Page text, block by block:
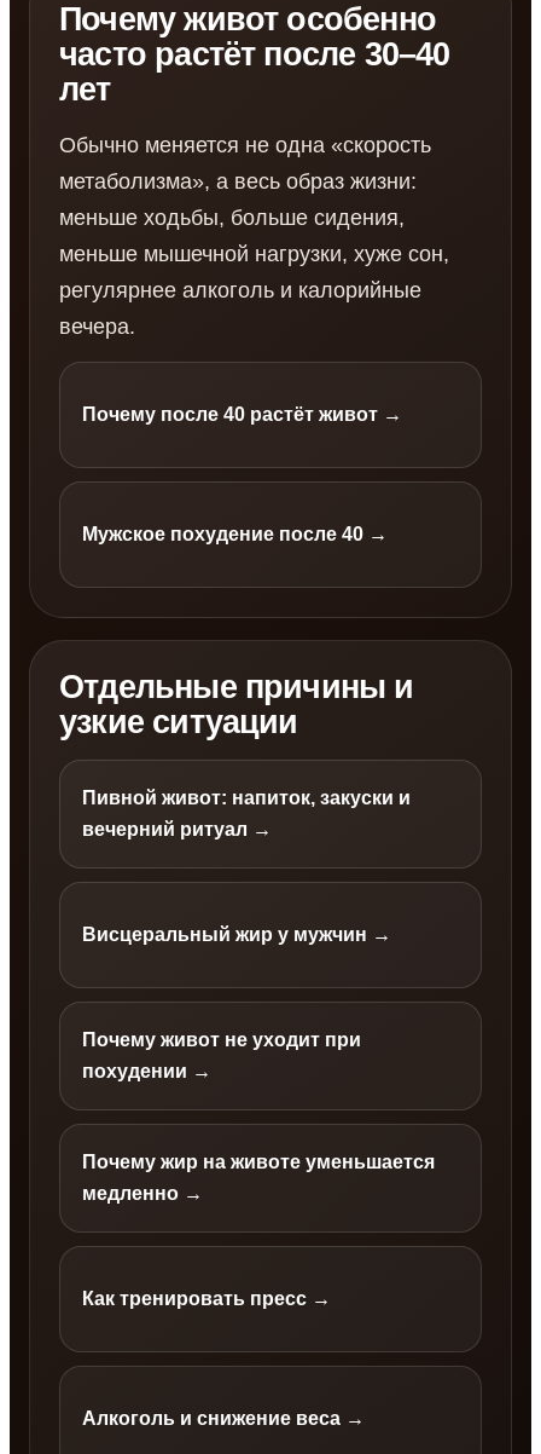
Почему живот особенно
часто растёт после 30–40
лет
Обычно меняется не одна «скорость
метаболизма», а весь образ жизни:
меньше ходьбы, больше сидения,
меньше мышечной нагрузки, хуже сон,
регулярнее алкоголь и калорийные
вечера.
Почему после 40 растёт живот →
Мужское похудение после 40 →
Отдельные причины и
узкие ситуации
Пивной живот: напиток, закуски и
вечерний ритуал →
Висцеральный жир у мужчин →
Почему живот не уходит при
похудении →
Почему жир на животе уменьшается
медленно →
Как тренировать пресс →
Алкоголь и снижение веса →